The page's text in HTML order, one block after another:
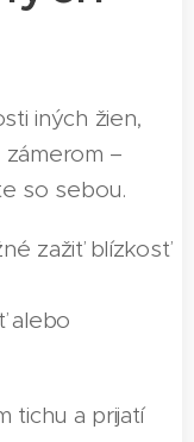
iných žien,
–
so sebou.
zažiť blízkosť
alebo
tichu a prijatí